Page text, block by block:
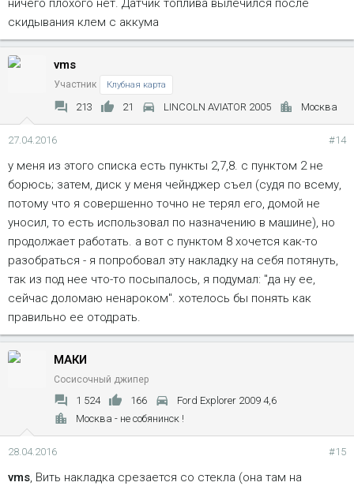
ничего плохого нет. Датчик топлива вылечился после
скидывания клем с аккума
vms
Участник Клубная карта
213 21 LINCOLN AVIATOR 2005 Москва
27.04.2016 #14
у меня из этого списка есть пункты 2,7,8. с пунктом 2 не
борюсь; затем, диск у меня чейнджер съел (судя по всему,
потому что я совершенно точно не терял его, домой не
уносил, то есть использовал по назначению в машине), но
продолжает работать. а вот с пунктом 8 хочется как-то
разобраться - я попробовал эту накладку на себя потянуть,
так из под нее что-то посыпалось, я подумал: "да ну ее,
сейчас доломаю ненароком". хотелось бы понять как
правильно ее отодрать.
МАКИ
Сосисочный джипер
1 524 166
Ford Explorer 2009 4,6
Москва - не собянинск !
28.04.2016 #15
vms, Вить накладка срезается со стекла (она там на